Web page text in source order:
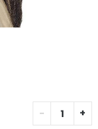
- +